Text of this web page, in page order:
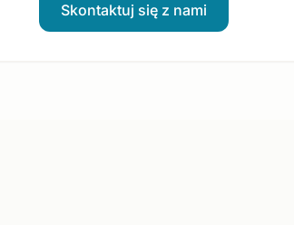
Skontaktuj się z nami